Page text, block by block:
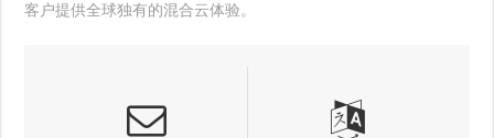
客户提供全球独有的混合云体验。